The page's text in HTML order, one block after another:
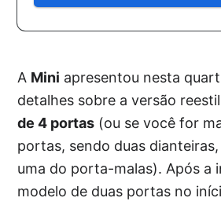
A Mini apresentou nesta
detalhes sobre a versão
de 4 portas (ou se você for
portas, sendo duas
uma do porta-malas). Após a
modelo de duas portas no